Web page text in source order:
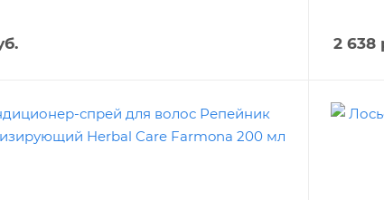
2 638